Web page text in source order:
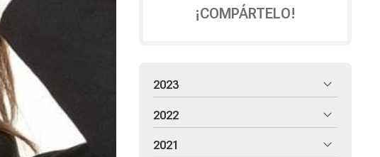
¡COMPÁRTELO!
2023
2022
2021